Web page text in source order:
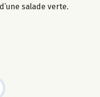
salade verte.